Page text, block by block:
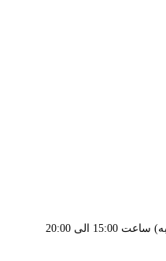
الی 20:00